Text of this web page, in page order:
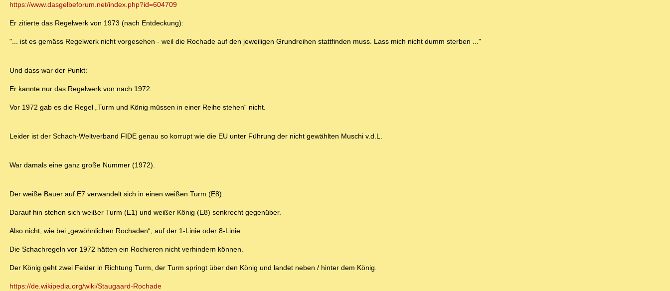
https://www.dasgelbeforum.net/index.php?id=604709
Er zitierte das Regelwerk von 1973 (nach Entdeckung):
"... ist es gemäss Regelwerk nicht vorgesehen - weil die Rochade auf den jeweiligen Grundreihen stattfinden muss. Lass mich nicht dumm sterben ..."
Und dass war der Punkt:
Er kannte nur das Regelwerk von nach 1972.
Vor 1972 gab es die Regel „Turm und König müssen in einer Reihe stehen“ nicht.
Leider ist der Schach-Weltverband FIDE genau so korrupt wie die EU unter Führung der nicht gewählten Muschi v.d.L.
War damals eine ganz große Nummer (1972).
Der weiße Bauer auf E7 verwandelt sich in einen weißen Turm (E8).
Darauf hin stehen sich weißer Turm (E1) und weißer König (E8) senkrecht gegenüber.
Also nicht, wie bei „gewöhnlichen Rochaden“, auf der 1-Linie oder 8-Linie.
Die Schachregeln vor 1972 hätten ein Rochieren nicht verhindern können.
Der König geht zwei Felder in Richtung Turm, der Turm springt über den König und landet neben / hinter dem König.
https://de.wikipedia.org/wiki/Staugaard-Rochade